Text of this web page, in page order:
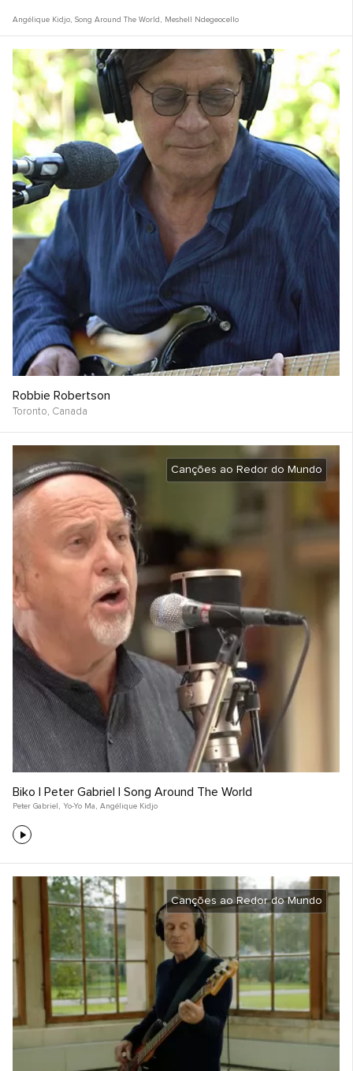
Angélique Kidjo, Song Around The World , Meshell Ndegeocello
Robbie Robertson
Toronto, Canada
Canções ao Redor do Mundo
Biko | Peter Gabriel | Song Around The World
Peter Gabriel , Yo-Yo Ma , Angélique Kidjo
Canções ao Redor do Mundo